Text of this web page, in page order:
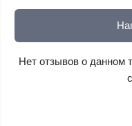
Нет отзывов о данном